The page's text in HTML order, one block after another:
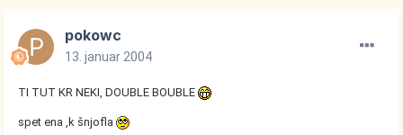
pokowc
13. januar 2004
TI TUT KR NEKI, DOUBLE BOUBLE
spet ena ,k šnjofla